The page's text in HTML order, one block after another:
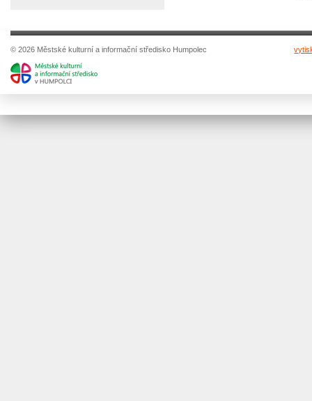
© 2026 Městské kulturní a informační středisko Humpolec